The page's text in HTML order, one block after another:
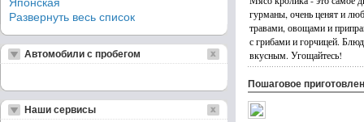
гурманы, очень ценят и
травами, овощами и
с грибами и горчицей.
вкусным. Угощайтесь!
Пошаговое
Развернуть весь список
Автомобили с пробегом
Наши сервисы